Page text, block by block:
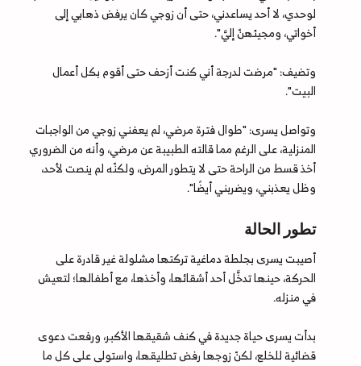
لوحدي، لا أحد يساعدني، حتى أن زوجي كان يرفض ذهابي إلى
أخواتي، ومجيئهنّ إليَّ".
وتضيف: "مرضت لدرجة أني كنت أزحف حتى أقوم بكل أعمال
البيت".
وتواصل يسرى: "طوال فترة مرضي، لم يعفني زوجي من الواجبات
المنزلية، على الرغم مما قالته الطبيبة عن مرضي، وأنه من الضروري
أخذ قسط من الراحة حتى لا يتطور المرض، ولكنّه لم ينصت لأحد،
وظل يعذبني، ويضربني أيضًا".
تطور الحالة
أصيبت يسرى بجلطة دماغية تركتها مشلولة غير قادرة على
الحركة، حينها تدخَّل أحد أشقائها، وأخذها، مع أطفالها؛ لتعيش
في منزله.
بدأت يسرى حياة جديدة في كنف شقيقها الأكبر، ورفعت دعوى
قضائية للخلع، لكنّ زوجها رفض تطليقها، واستولى على كل ما